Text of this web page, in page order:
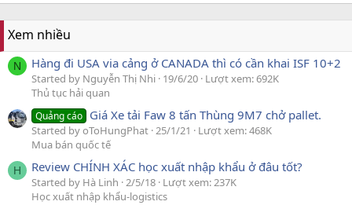
Xem nhiều
N Hàng đi USA via cảng ở CANADA thì có cần khai ISF 10+2
Started by Nguyễn Thị Nhi 19/6/20 Lượt xem: 692K
Thủ tục hải quan
Quảng cáo Giá Xe tải Faw 8 tấn Thùng 9M7 chở pallet.
Started by oToHungPhat 25/1/21
Lượt xem: 468K
Mua bán quốc tế
H Review CHÍNH XÁC học xuất nhập khẩu ở đâu tốt?
Started by Hà Linh 2/5/18 Lượt xem: 237K
Học xuất nhập khẩu-logistics